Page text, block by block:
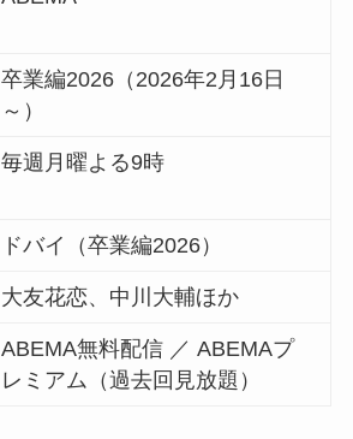
卒業編2026（2026年2月16日
～）
毎週月曜よる9時
ドバイ（卒業編2026）
大友花恋、中川大輔ほか
ABEMA無料配信 ／ ABEMAプ
レミアム（過去回見放題）